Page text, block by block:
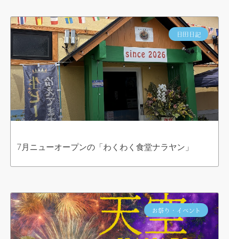
日田日記
7月ニューオープンの「わくわく食堂ナラヤン」
お祭り・イベント